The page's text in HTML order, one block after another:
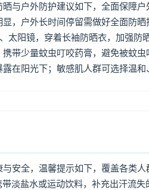
与户外防护建议如下，全面保障户
，户外长时间停留需做好全面防
太阳镜，穿着长袖防晒衣，加强防
带少量蚊虫叮咬药膏，避免被蚊
在阳光下；敏感肌人群可选择温和
安全，温馨提示如下，覆盖各类人
淡盐水或运动饮料，补充出汗流失